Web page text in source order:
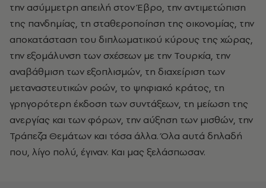
την ασύμμετρη απειλή στον Έβρο, την αντιμετώπιση
της πανδημίας, τη σταθεροποίηση της οικονομίας, την
αποκατάσταση του διπλωματικού κύρους της χώρας,
την εξομάλυνση των σχέσεων με την Τουρκία, την
αναβάθμιση των εξοπλισμών, τη διαχείριση των
μεταναστευτικών ροών, το ψηφιακό κράτος, τη
γρηγορότερη έκδοση των συντάξεων, τη μείωση της
ανεργίας και των φόρων, την αύξηση των μισθών, την
Τράπεζα Θεμάτων και τόσα άλλα. Όλα αυτά δηλαδή
που, λίγο πολύ, έγιναν. Και μας ξελάσπωσαν.